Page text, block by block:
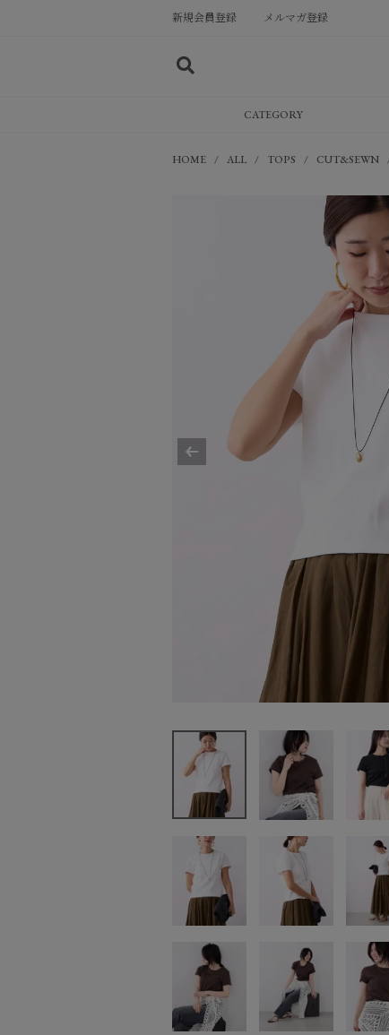
新規会員登録 メルマガ登録
CATEGORY
HOME ALL TOPS CUT&SEWN